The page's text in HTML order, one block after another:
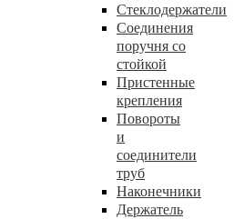
Стеклодержатели
Соединения
поручня со
стойкой
Пристенные
крепления
Повороты
и
соединители
труб
Наконечники
Держатель